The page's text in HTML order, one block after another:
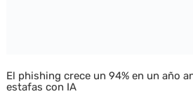
El phishing crece un 94% en un año
estafas con IA